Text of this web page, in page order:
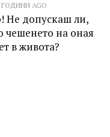
ГОДИНИ AGO
Не допускаш ли,
чешенето на оная
в живота?